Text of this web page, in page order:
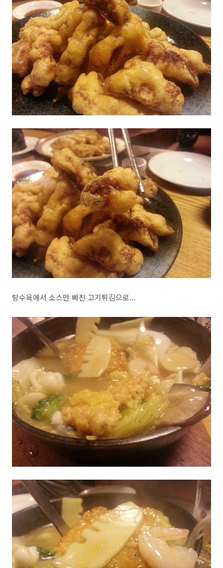
탕수육에서 소스만 빠진 고기튀김으로...